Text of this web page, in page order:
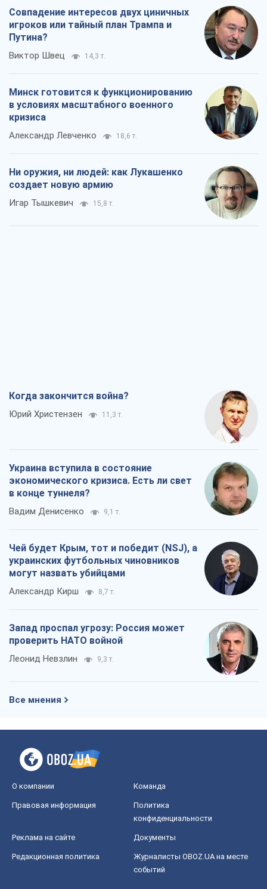
Совпадение интересов двух циничных
игроков или тайный план Трампа и
Путина?
Виктор Швец 14,3 т.
Минск готовится к функционированию
в условиях масштабного военного
кризиса
Александр Левченко 18,6 т.
Ни оружия, ни людей: как Лукашенко
создает новую армию
Игар Тышкевич 15,8 т.
Когда закончится война?
Юрий Христензен 11,3 т.
Украина вступила в состояние
экономического кризиса. Есть ли свет
в конце туннеля?
Вадим Денисенко 9,1 т.
Чей будет Крым, тот и победит (NSJ), а
украинских футбольных чиновников
могут назвать убийцами
Александр Кирш 8,7 т.
Запад проспал угрозу: Россия может
проверить НАТО войной
Леонид Невзлин 9,3 т.
Все мнения
О компании Команда
Правовая информация
Политика
конфиденциальности
Реклама на сайте Документы
Редакционная политика
Журналисты OBOZ.UA на месте
событий